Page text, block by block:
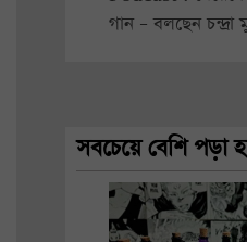
গান – বলছেন চন্দ্রা
সবচেয়ে বেশি পড়া